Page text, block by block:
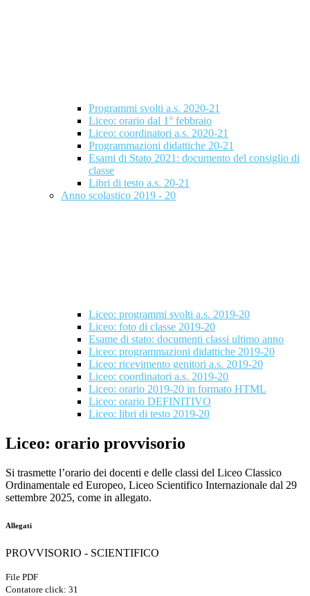
Programmi svolti a.s. 2020-21
Liceo: orario dal 1° febbraio
Liceo: coordinatori a.s. 2020-21
Programmazioni didattiche 20-21
Esami di Stato 2021: documento del consiglio di
classe
Libri di testo a.s. 20-21
Anno scolastico 2019 - 20
Liceo: programmi svolti a.s. 2019-20
Liceo: foto di classe 2019-20
Esame di stato: documenti classi ultimo anno
Liceo: programmazioni didattiche 2019-20
Liceo: ricevimento genitori a.s. 2019-20
Liceo: coordinatori a.s. 2019-20
Liceo: orario 2019-20 in formato HTML
Liceo: orario DEFINITIVO
Liceo: libri di testo 2019-20
Liceo: orario provvisorio
Si trasmette l’orario dei docenti e delle classi del Liceo Classico
Ordinamentale ed Europeo, Liceo Scientifico Internazionale dal 29
settembre 2025, come in allegato.
Allegati
PROVVISORIO - SCIENTIFICO
File PDF
Contatore click: 31